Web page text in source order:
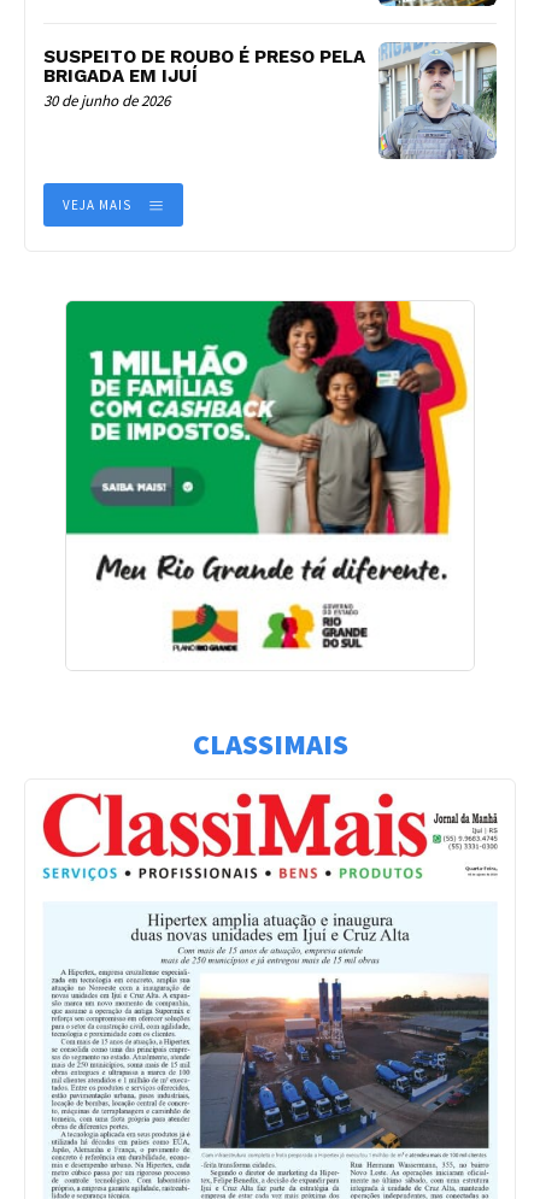
SUSPEITO DE ROUBO É PRESO PELA
BRIGADA EM IJUÍ
30 de junho de 2026
VEJA MAIS
CLASSIMAIS